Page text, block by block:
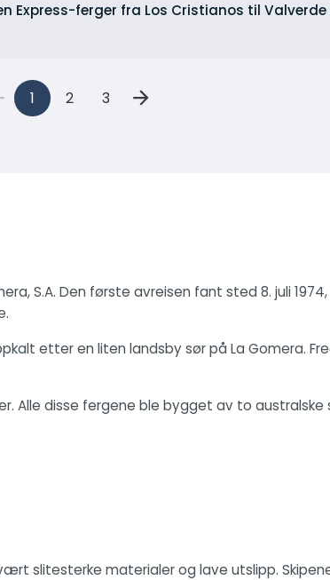
Express-ferger fra Los Cristianos til
1 2 3
S.A. Den første avreisen fant sted 8. juli
etter en liten landsby sør på La Gomera.
Alle disse fergene ble bygget av to australske
slitesterke materialer og lave utslipp.